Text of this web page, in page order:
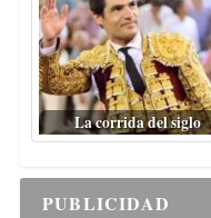
La corrida del siglo
PUBLICIDAD